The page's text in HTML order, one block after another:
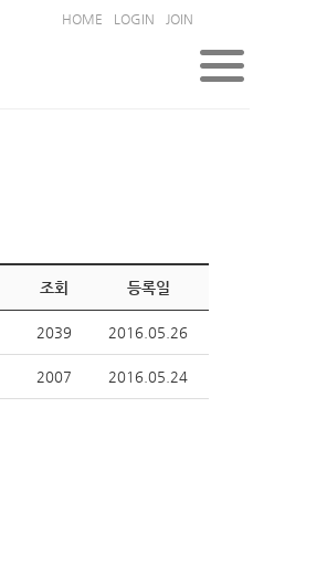
HOME LOGIN JOIN
조회 등록일
2039 2016.05.26
2007 2016.05.24